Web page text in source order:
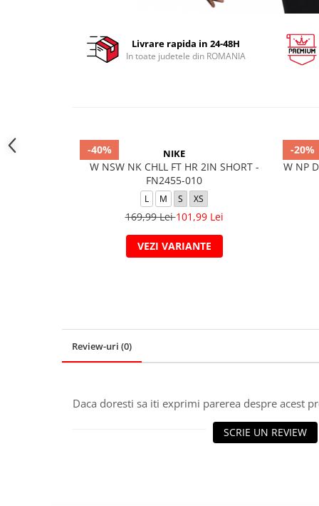
Livrare rapida in 24-48H
In toate judetele din ROMANIA
-40% NIKE
W NSW NK CHLL FT HR 2IN SHORT -
FN2455-010
L M S XS
169,99 Lei101,99 Lei
VEZI VARIANTE
-20%
W NP
Review-uri (0)
Daca doresti sa iti exprimi parerea despre acest
SCRIE UN REVIEW